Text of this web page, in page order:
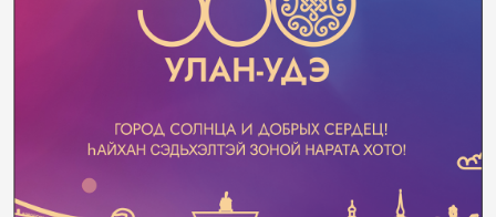
8 (3012) 411-099
Телефон доверия